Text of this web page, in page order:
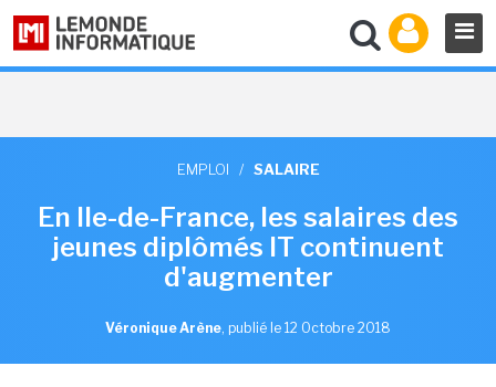
EMPLOI / SALAIRE
En Ile-de-France, les salaires des
jeunes diplômés IT continuent
d'augmenter
Véronique Arène, publié le 12 Octobre 2018